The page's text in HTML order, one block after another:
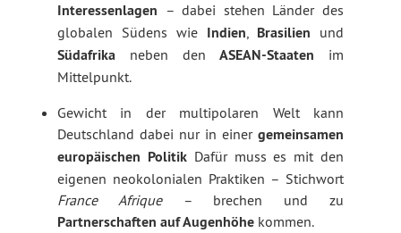
Interessenlagen – dabei stehen Länder des
globalen Südens wie Indien, Brasilien und
Südafrika neben denASEAN-Staaten im
Mittelpunkt.
Gewicht in der multipolaren Welt kann
Deutschland dabei nur in einer gemeinsamen
europäischen PolitikDafür muss es mit den
eigenen neokolonialen Praktiken – Stichwort
France Afrique
– brechen und zu
Partnerschaften auf Augenhöhe kommen.